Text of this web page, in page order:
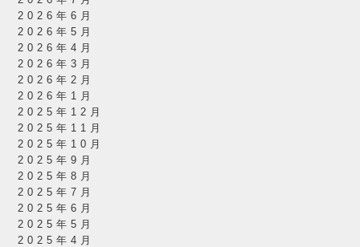
2026年6月
2026年5月
2026年4月
2026年3月
2026年2月
2026年1月
2025年12月
2025年11月
2025年10月
2025年9月
2025年8月
2025年7月
2025年6月
2025年5月
2025年4月